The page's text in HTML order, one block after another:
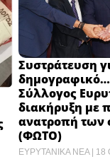
Συστράτευση
δημογραφικό…
Σύλλογος
διακήρυξη με
ανατροπή των
(ΦΩΤΟ)
ΕΥΡΥΤΑΝΙΚΑ ΝΕΑ 18